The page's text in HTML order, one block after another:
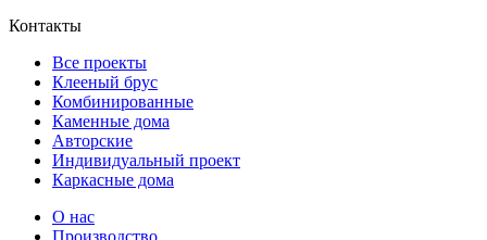
Контакты
Все проекты
Клееный брус
Комбинированные
Каменные дома
Авторские
Индивидуальный проект
Каркасные дома
О нас